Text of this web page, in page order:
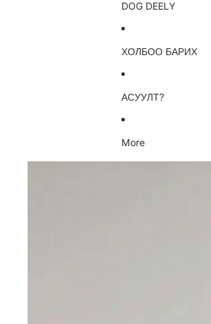
DOG DEELY
ХОЛБОО БАРИХ
АСУУЛТ?
More